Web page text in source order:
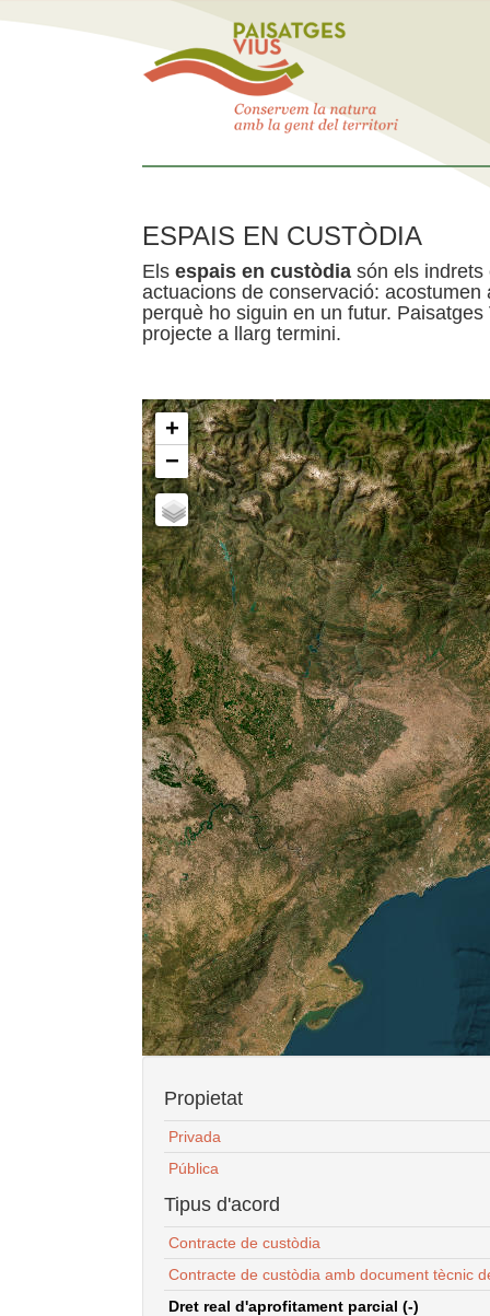
ESPAIS EN CUSTÒDIA
Els espais en custòdia són els indrets
actuacions de conservació:
perquè ho siguin en un futur.
projecte a llarg termini.
+
−
Propietat
Privada
Pública
Tipus d'acord
Contracte de custòdia
Contracte de custòdia amb document tècnic
Dret real d'aprofitament parcial (-)